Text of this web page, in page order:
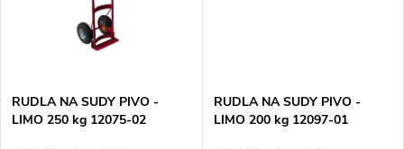
RUDLA NA SUDY PIVO -
LIMO 250 kg 12075-02
RUDLA NA SUDY PIVO -
LIMO 200 kg 12097-01